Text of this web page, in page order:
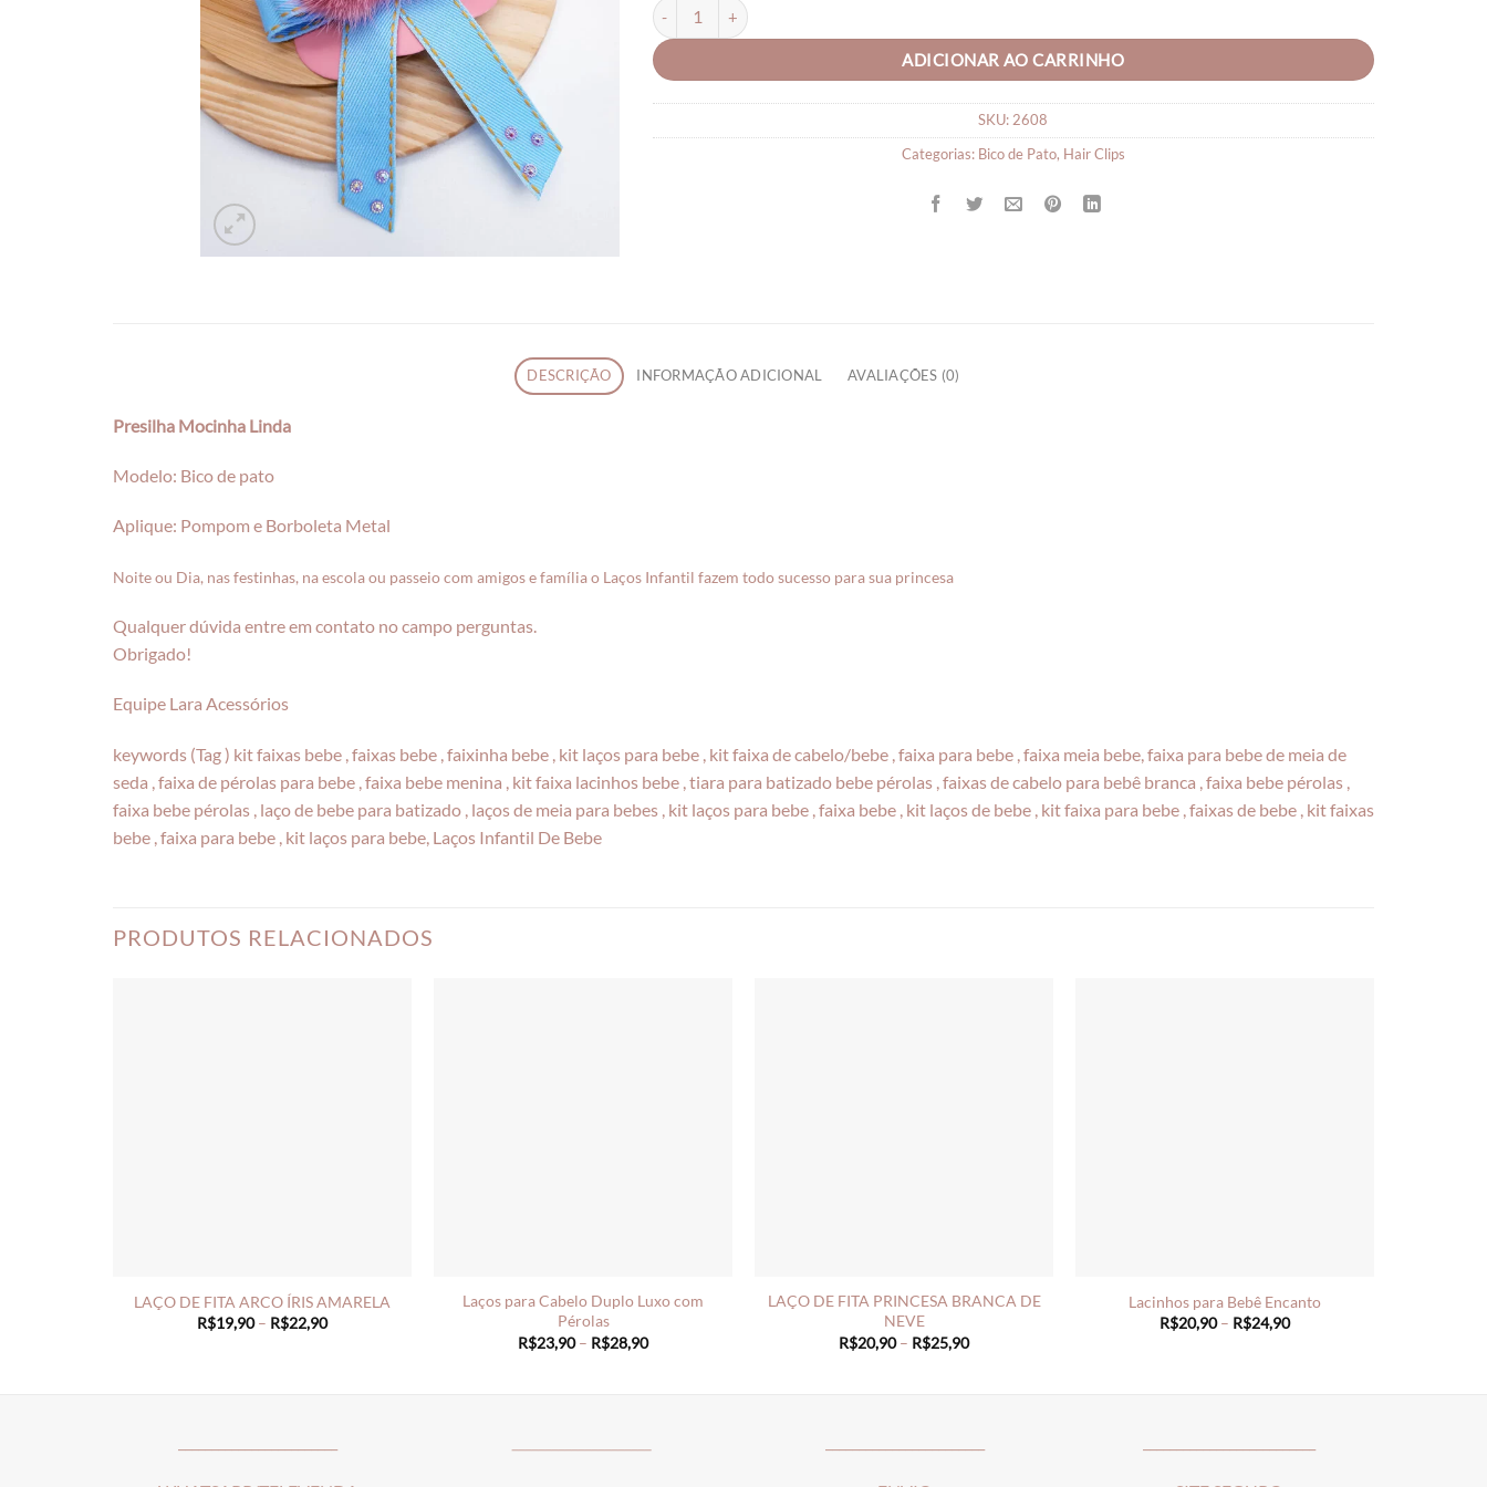
Presilha Mocinha Linda quantidade
ADICIONAR AO CARRINHO
SKU:2608
Categorias: Bico de Pato, Hair Clips
DESCRIÇÃO INFORMAÇÃO ADICIONAL AVALIAÇÕES (0)
Presilha Mocinha Linda
Modelo: Bico de pato
Aplique: Pompom e Borboleta Metal
Noite ou Dia, nas festinhas, na escola ou passeio com amigos e família o Laços Infantil fazem todo sucesso para sua princesa
Qualquer dúvida entre em contato no campo perguntas.
Obrigado!
Equipe Lara Acessórios
keywords (Tag ) kit faixas bebe , faixas bebe , faixinha bebe , kit laços para bebe , kit faixa de cabelo/bebe , faixa para bebe , faixa meia bebe, faixa para bebe de meia de
seda , faixa de pérolas para bebe , faixa bebe menina , kit faixa lacinhos bebe , tiara para batizado bebe pérolas , faixas de cabelo para bebê branca , faixa bebe pérolas ,
faixa bebe pérolas , laço de bebe para batizado , laços de meia para bebes , kit laços para bebe , faixa bebe , kit laços de bebe , kit faixa para bebe , faixas de bebe , kit faixas
bebe , faixa para bebe , kit laços para bebe, Laços Infantil De Bebe
PRODUTOS RELACIONADOS
LAÇO DE FITA ARCO ÍRIS AMARELA
R$19,90 – R$22,90Price
Laços para Cabelo Duplo Luxo com
Pérolas
R$23,90 – R$28,90Price
LAÇO DE FITA PRINCESA BRANCA DE
NEVE
R$20,90 – R$25,90Price
Lacinhos para Bebê Encanto
R$20,90 – R$24,90Price